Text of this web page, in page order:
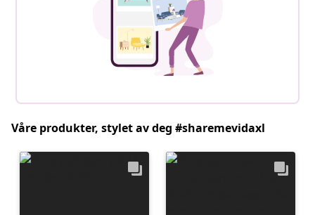
Våre produkter, stylet av deg #sharemevidaxl